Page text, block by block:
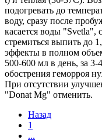
подогревать до
воду, сразу после
касается воды "Svetla",
стремиться выпить до
эффекты в полном
500-600 мл в день, за
обострения геморроя
При отсутствии
"Donat Mg" отменить.
Назад
1
...